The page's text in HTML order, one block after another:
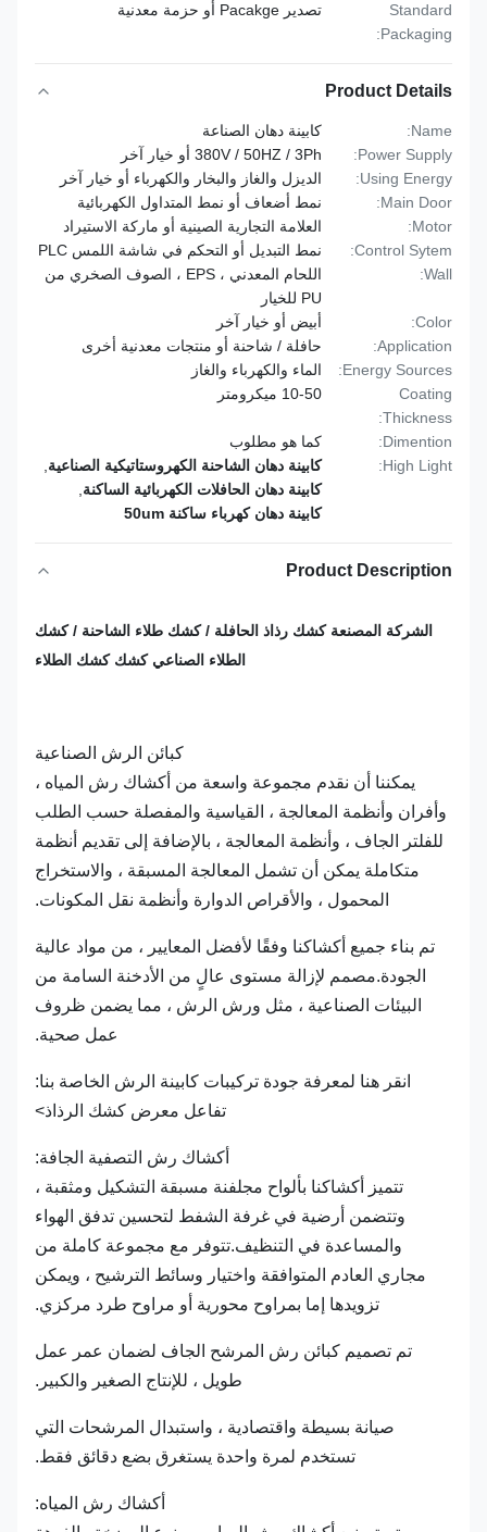
Standard
Packaging:
تصدير Pacakge أو حزمة معدنية
Product Details
Name:
كابينة دهان الصناعة
Power Supply:
380V / 50HZ / 3Ph أو خيار آخر
Using Energy:
الديزل والغاز والبخار والكهرباء أو خيار آخر
Main Door:
نمط أضعاف أو نمط المتداول الكهربائية
Motor:
العلامة التجارية الصينية أو ماركة الاستيراد
Control Sytem:
نمط التبديل أو التحكم في شاشة اللمس PLC
اللحام المعدني ، EPS ، الصوف الصخري من
Color:
أبيض أو خيار آخر
Application:
حافلة / شاحنة أو منتجات معدنية أخرى
Energy Sources:
الماء والكهرباء والغاز
Coating
Thickness:
10-50 ميكرومتر
Dimention:
كما هو مطلوب
High Light:
كابينة دهان الشاحنة الكهروستاتيكية الصناعية,
كابينة دهان الحافلات الكهربائية الساكنة,
كابينة دهان كهرباء ساكنة 50um
Product Description
الشركة المصنعة كشك رذاذ الحافلة / كشك طلاء الشاحنة / كشك
الطلاء الصناعي كشك كشك الطلاء
كبائن الرش الصناعية
يمكننا أن نقدم مجموعة واسعة من أكشاك رش المياه ،
وأفران وأنظمة المعالجة ، القياسية والمفصلة حسب الطلب
للفلتر الجاف ، وأنظمة المعالجة ، بالإضافة إلى تقديم أنظمة
متكاملة يمكن أن تشمل المعالجة المسبقة ، والاستخراج
المحمول ، والأقراص الدوارة وأنظمة نقل المكونات.
تم بناء جميع أكشاكنا وفقًا لأفضل المعايير ، من مواد عالية
الجودة.مصمم لإزالة مستوى عالٍ من الأدخنة السامة من
البيئات الصناعية ، مثل ورش الرش ، مما يضمن ظروف
عمل صحية.
انقر هنا لمعرفة جودة تركيبات كابينة الرش الخاصة بنا:
تفاعل معرض كشك الرذاذ>
أكشاك رش التصفية الجافة:
تتميز أكشاكنا بألواح مجلفنة مسبقة التشكيل ومثقبة ،
وتتضمن أرضية في غرفة الشفط لتحسين تدفق الهواء
والمساعدة في التنظيف.تتوفر مع مجموعة كاملة من
مجاري العادم المتوافقة واختيار وسائط الترشيح ، ويمكن
تزويدها إما بمراوح محورية أو مراوح طرد مركزي.
تم تصميم كبائن رش المرشح الجاف لضمان عمر عمل
طويل ، للإنتاج الصغير والكبير.
صيانة بسيطة واقتصادية ، واستبدال المرشحات التي
تستخدم لمرة واحدة يستغرق بضع دقائق فقط.
أكشاك رش المياه: